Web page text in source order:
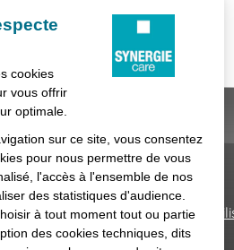
celle de nos candidats.
Conditions générales